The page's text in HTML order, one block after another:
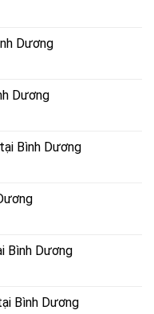
Dương
Dương
Bình Dương
Bình Dương
Bình Dương